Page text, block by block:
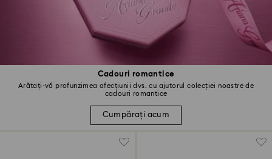
Cadouri romantice
Arătați-vă profunzimea afecțiunii dvs. cu ajutorul colecției noastre de
cadouri romantice
Cumpărați acum